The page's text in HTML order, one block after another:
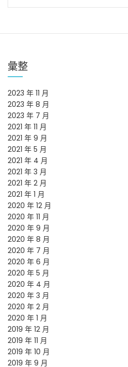
彙整
2023 年 11 月
2023 年 8 月
2023 年 7 月
2021 年 11 月
2021 年 9 月
2021 年 5 月
2021 年 4 月
2021 年 3 月
2021 年 2 月
2021 年 1 月
2020 年 12 月
2020 年 11 月
2020 年 9 月
2020 年 8 月
2020 年 7 月
2020 年 6 月
2020 年 5 月
2020 年 4 月
2020 年 3 月
2020 年 2 月
2020 年 1 月
2019 年 12 月
2019 年 11 月
2019 年 10 月
2019 年 9 月